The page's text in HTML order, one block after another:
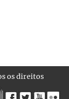
os direitos